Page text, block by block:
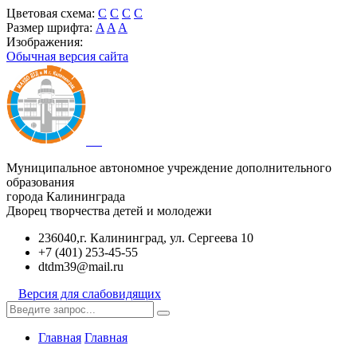
Цветовая схема: C C C C
Размер шрифта: A A A
Изображения:
Обычная версия сайта
Муниципальное автономное учреждение дополнительного
образования
города Калининграда
Дворец творчества детей и молодежи
236040,г. Калининград, ул. Сергеева 10
+7 (401) 253-45-55
dtdm39@mail.ru
Версия для слабовидящих
Главная Главная